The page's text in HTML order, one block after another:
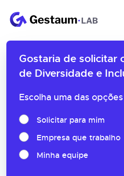
Gostaria de solicitar
de Diversidade e
Escolha uma das opções
Solicitar para mim
Empresa que trabalho
Minha equipe